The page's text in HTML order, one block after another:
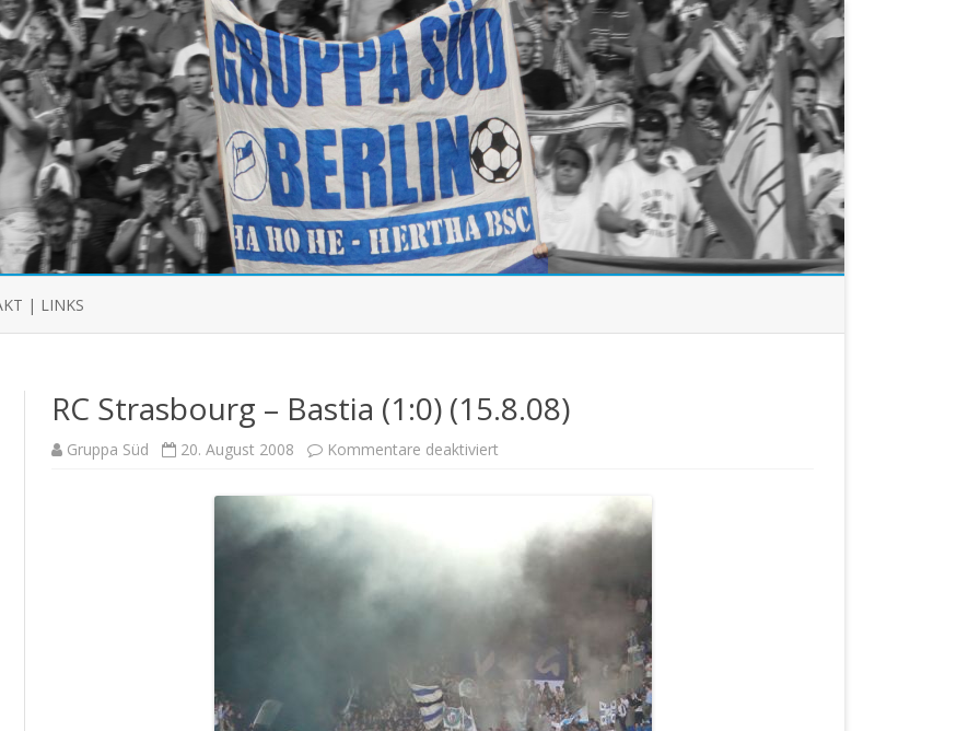
| LINKS
RC Strasbourg – Bastia (1:0) (15.8.08)
Gruppa Süd 20. August 2008 Kommentare deaktiviert
(15.8.08)